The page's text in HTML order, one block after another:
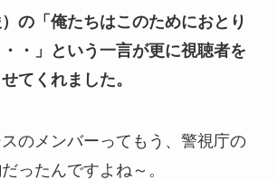
の「俺たちはこのためにおとり
・」という一言が更に視聴者を
てくれました。
のメンバーってもう、警視庁の
ったんですよね～。